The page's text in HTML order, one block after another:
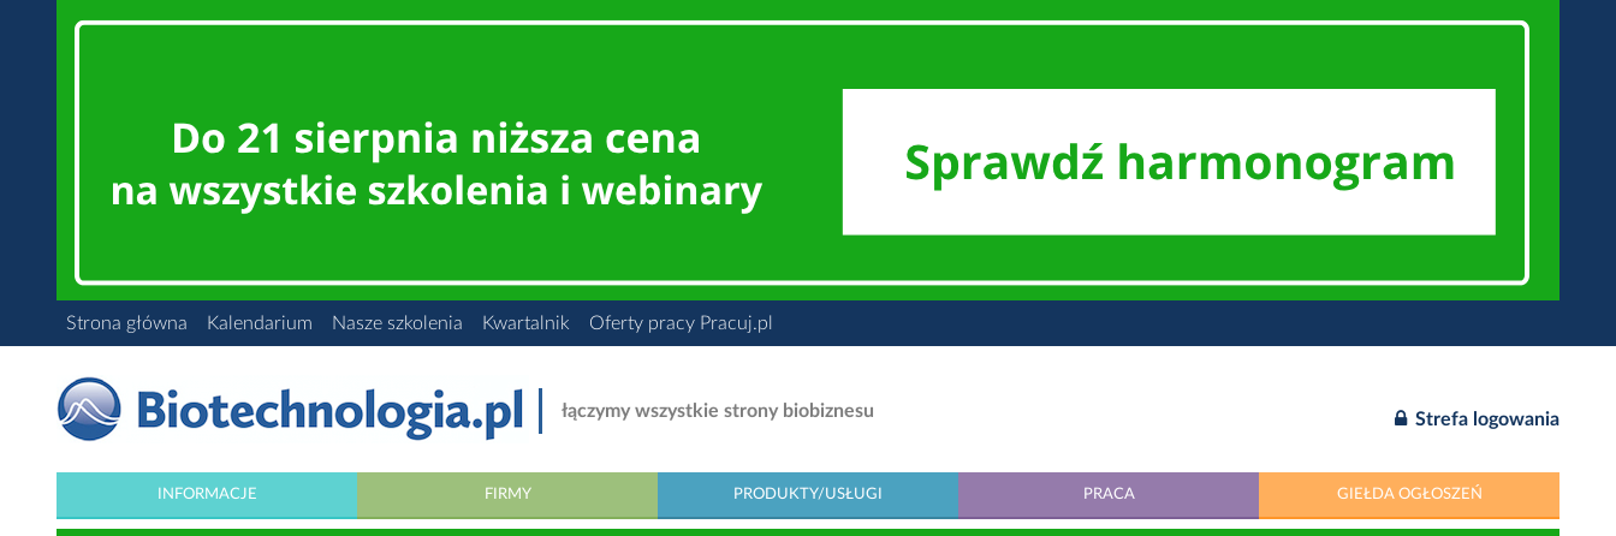
Strona główna Kalendarium Nasze szkolenia Kwartalnik Oferty pracy Pracuj.pl
łączymy wszystkie strony biobiznesu Strefa logowania
INFORMACJE FIRMY PRODUKTY/USŁUGI PRACA GIEŁDA OGŁOSZEŃ